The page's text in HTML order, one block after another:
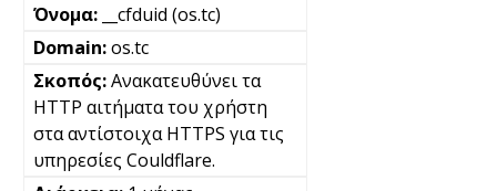
__cfduid (os.tc)
os.tc
Ανακατευθύνει τα
HTTP αιτήματα του χρήστη
στα αντίστοιχα HTTPS για τις
υπηρεσίες Couldflare.